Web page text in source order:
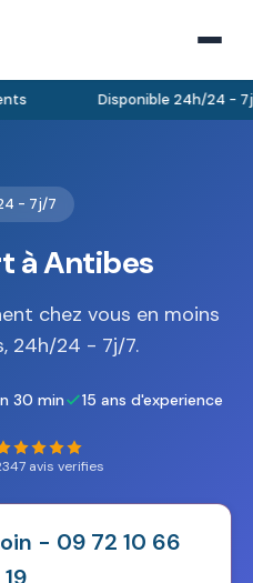
Disponible 24h/24 - 7j/
- 7j/7
à Antibes
chez vous en moins
24h/24 - 7j/7.
30 min 15 ans d'experience
avis verifies
- 09 72 10 66